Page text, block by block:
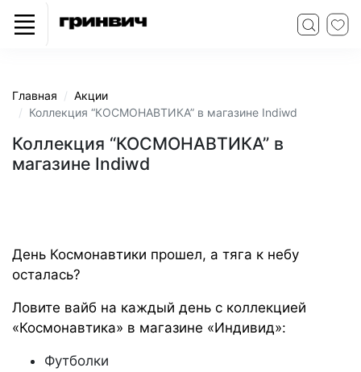
Главная
Акции
Коллекция “КОСМОНАВТИКА” в магазине Indiwd
Коллекция “КОСМОНАВТИКА” в
магазине Indiwd
День Космонавтики прошел, а тяга к небу
осталась?
Ловите вайб на каждый день c коллекцией
«Космонавтика» в магазине «Индивид»:
Футболки